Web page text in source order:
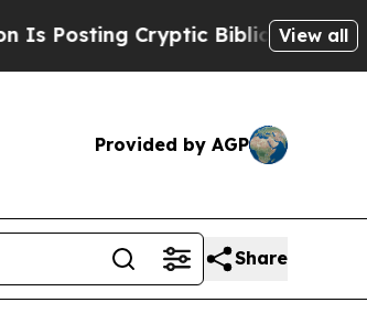
Biblical Messages on Social
View all
Provided by AGP
Share